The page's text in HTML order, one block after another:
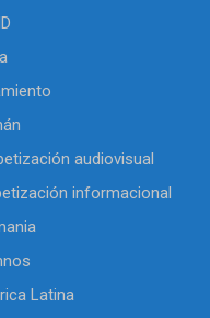
audiovisual
informacional
Latina